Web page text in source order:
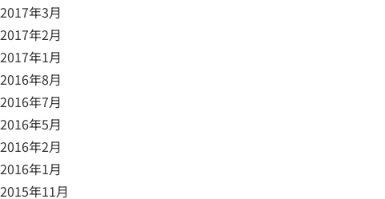
2017年3月
2017年2月
2017年1月
2016年8月
2016年7月
2016年5月
2016年2月
2016年1月
2015年11月